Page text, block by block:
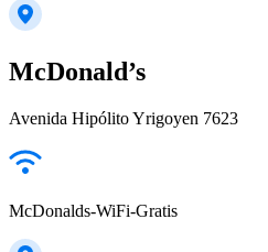
McDonald’s
Avenida Hipólito Yrigoyen 7623
McDonalds-WiFi-Gratis